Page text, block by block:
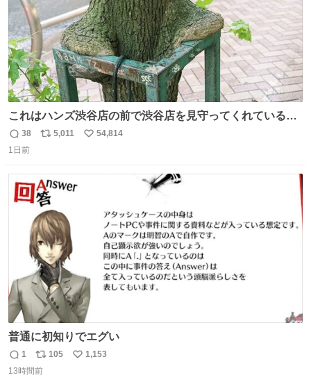
これはハンズ渋谷店の前で渋谷店を見守ってくれている
「くつろ木」。
返
信
38
リ
ト
数
5,011
い
54,814
1日前
普通に初知りでエグい
返
信
1
リ
ポ
105
い
1,153
13時間前